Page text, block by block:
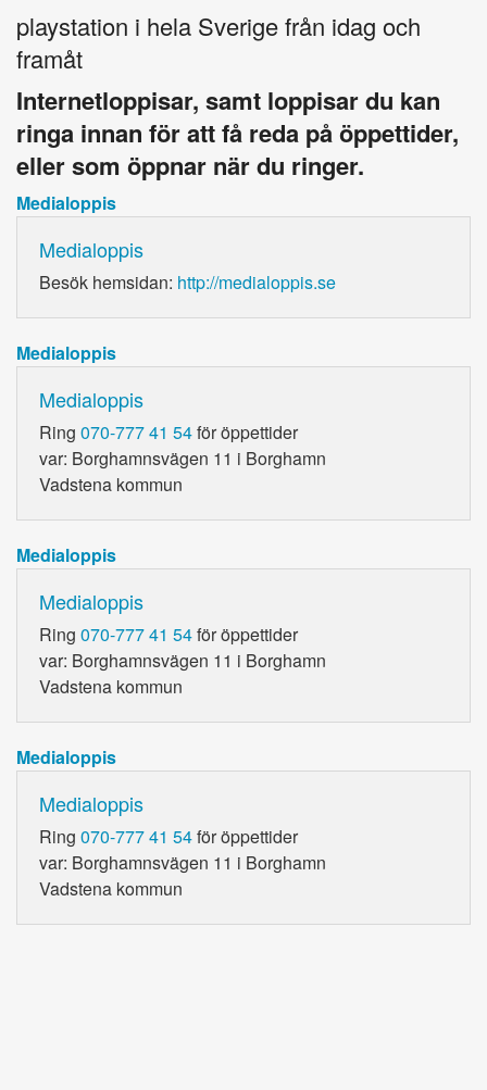
playstation i hela Sverige från idag och
framåt
Internetloppisar, samt loppisar du kan
ringa innan för att få reda på öppettider,
eller som öppnar när du ringer.
Medialoppis
Medialoppis
Besök hemsidan: http://medialoppis.se
Medialoppis
Medialoppis
Ring 070-777 41 54för öppettider
var: Borghamnsvägen 11 i Borghamn
Vadstena kommun
Medialoppis
Medialoppis
Ring 070-777 41 54för öppettider
var: Borghamnsvägen 11 i Borghamn
Vadstena kommun
Medialoppis
Medialoppis
Ring 070-777 41 54för öppettider
var: Borghamnsvägen 11 i Borghamn
Vadstena kommun